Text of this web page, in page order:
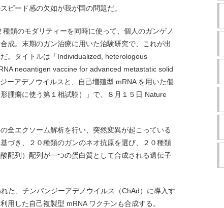
ピード感の欠如が我が国の問題だ。
類のモダリティーを同時に使って、個人のガンゲノ
成。末期のガン治療に用いた治験研究で、これが出
。タイトルは「Individualized, heterologous
neoantigen vaccine for advanced metastatic solid
ーアデノウイルスと、自己増殖型 mRNA を用いた個
腫瘍に使う第１相試験）」で、８月１５日 Nature
全エクソーム解析を行い、突然変異が起こっている
づき、２０種類のガンのネオ抗原を選び、２０種類
配列）配列が一つの蛋白質として合成される遺伝子
た、チンパンジーアデノウイルス（ChAd）に導入す
用した自己複製型 mRNA ワクチンも合成する。